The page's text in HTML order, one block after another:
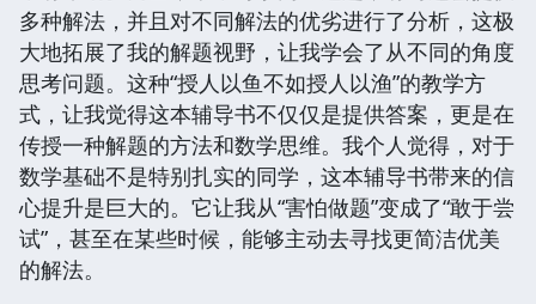
多种解法，并且对不同解法的优劣进行了分析，这极
大地拓展了我的解题视野，让我学会了从不同的角度
思考问题。这种“授人以鱼不如授人以渔”的教学方
式，让我觉得这本辅导书不仅仅是提供答案，更是在
传授一种解题的方法和数学思维。我个人觉得，对于
数学基础不是特别扎实的同学，这本辅导书带来的信
心提升是巨大的。它让我从“害怕做题”变成了“敢于尝
试”，甚至在某些时候，能够主动去寻找更简洁优美
的解法。